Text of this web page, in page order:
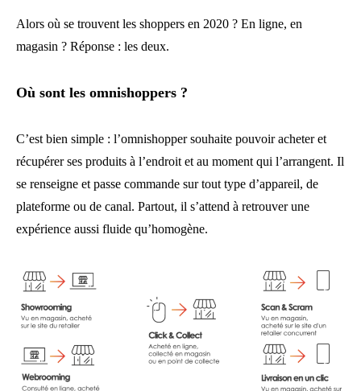
Alors où se trouvent les shoppers en 2020 ? En ligne, en
magasin ? Réponse : les deux.
Où sont les omnishoppers ?
C’est bien simple : l’omnishopper souhaite pouvoir acheter et
récupérer ses produits à l’endroit et au moment qui l’arrangent. Il
se renseigne et passe commande sur tout type d’appareil, de
plateforme ou de canal. Partout, il s’attend à retrouver une
expérience aussi fluide qu’homogène.